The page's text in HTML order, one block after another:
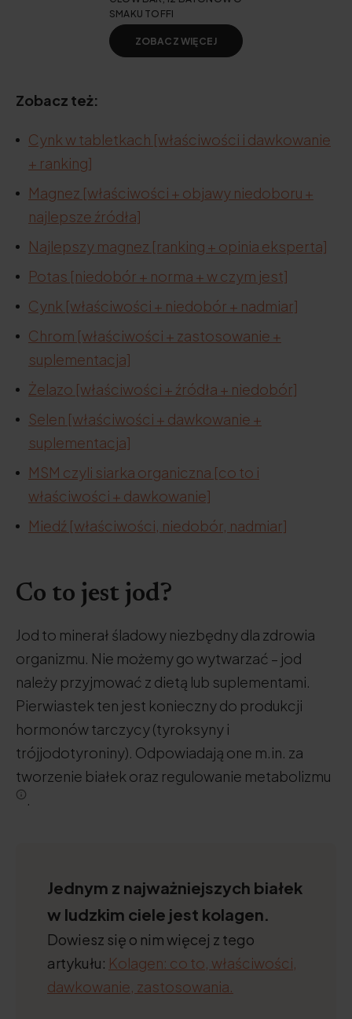
SMAKU TOFFI
ZOBACZ WIĘCEJ
Zobacz też:
Cynk w tabletkach [właściwości i dawkowanie
+ ranking]
Magnez [właściwości + objawy niedoboru +
najlepsze źródła]
Najlepszy magnez [ranking + opinia eksperta]
Potas [niedobór + norma + w czym jest]
Cynk [właściwości + niedobór + nadmiar]
Chrom [właściwości + zastosowanie +
suplementacja]
Żelazo [właściwości + źródła + niedobór]
Selen [właściwości + dawkowanie +
suplementacja]
MSM czyli siarka organiczna [co to i
właściwości + dawkowanie]
Miedź [właściwości, niedobór, nadmiar]
Co to jest jod?
Jod to minerał śladowy niezbędny dla zdrowia
organizmu. Nie możemy go wytwarzać – jod
należy przyjmować z dietą lub suplementami.
Pierwiastek ten jest konieczny do produkcji
hormonów tarczycy (tyroksyny i
trójjodotyroniny). Odpowiadają one m.in. za
tworzenie białek oraz regulowanie metabolizmu
.
Jednym z najważniejszych białek
w ludzkim ciele jest kolagen.
Dowiesz się o nim więcej z tego
artykułu: Kolagen: co to, właściwości,
dawkowanie, zastosowania.